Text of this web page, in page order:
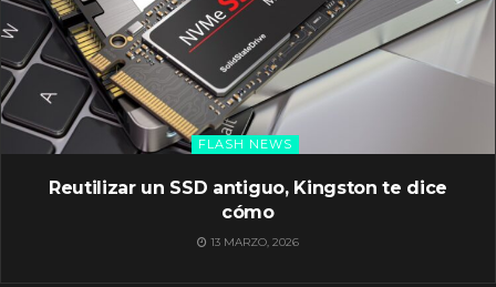
FLASH NEWS
Reutilizar un SSD antiguo, Kingston te dice
cómo
13 MARZO, 2026